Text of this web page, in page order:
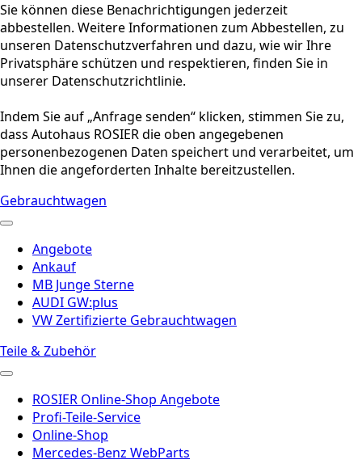
Sie können diese Benachrichtigungen jederzeit
abbestellen. Weitere Informationen zum Abbestellen, zu
unseren Datenschutzverfahren und dazu, wie wir Ihre
Privatsphäre schützen und respektieren, finden Sie in
unserer Datenschutzrichtlinie.
Indem Sie auf „Anfrage senden“ klicken, stimmen Sie zu,
dass Autohaus ROSIER die oben angegebenen
personenbezogenen Daten speichert und verarbeitet, um
Ihnen die angeforderten Inhalte bereitzustellen.
Gebrauchtwagen
Angebote
Ankauf
MB Junge Sterne
AUDI GW:plus
VW Zertifizierte Gebrauchtwagen
Teile & Zubehör
ROSIER Online-Shop Angebote
Profi-Teile-Service
Online-Shop
Mercedes-Benz WebParts